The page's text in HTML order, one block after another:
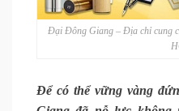
Đại Đông Giang – Địa chỉ cung
Để có thể vững vàng